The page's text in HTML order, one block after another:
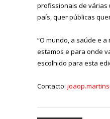
profissionais de várias
país, quer públicas
“O mundo, a saúde e a
estamos e para onde
escolhido para esta
Contacto: